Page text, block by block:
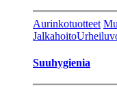
Aurinkotuotteet
Jalkahoito
Suuhygienia